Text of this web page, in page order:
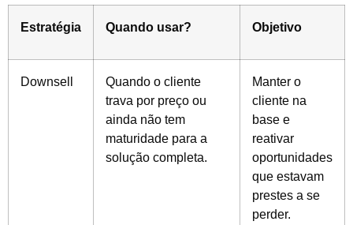
Estratégia Quando usar? Objetivo
Downsell
Quando o cliente
trava por preço ou
ainda não tem
maturidade para a
solução completa.
Manter o
cliente na
base e
reativar
oportunidades
que estavam
prestes a se
perder.